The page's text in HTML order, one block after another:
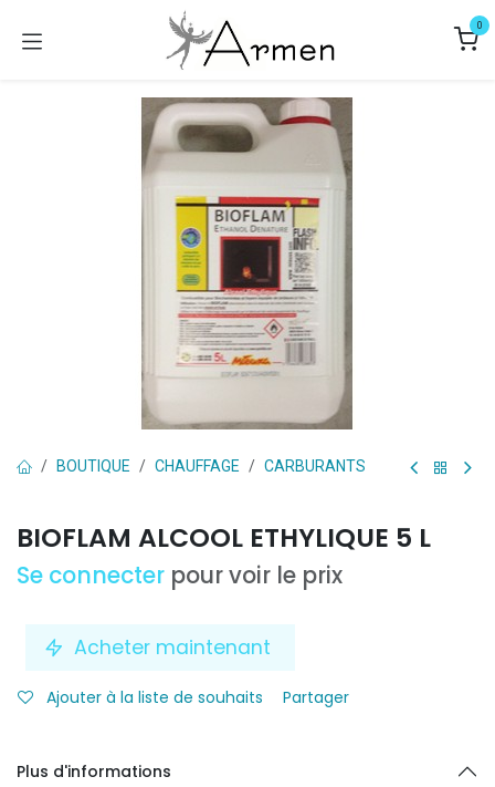
0
BOUTIQUE CHAUFFAGE CARBURANTS
BIOFLAM ALCOOL ETHYLIQUE 5 L
Se connecter pour voir le prix
Acheter maintenant
Ajouter à la liste de souhaits Partager
Plus d'informations